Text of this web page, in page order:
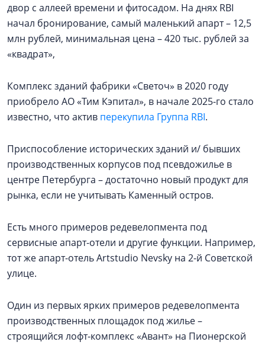
двор с аллеей времени и фитосадом. На днях RBI
начал бронирование, самый маленький апарт – 12,5
млн рублей, минимальная цена – 420 тыс. рублей за
«квадрат»,
Комплекс зданий фабрики «Светоч» в 2020 году
приобрело АО «Тим Кэпитал», в начале 2025-го стало
известно, что актив перекупила Группа RBI.
Приспособление исторических зданий и/ бывших
производственных корпусов под псевдожилье в
центре Петербурга – достаточно новый продукт для
рынка, если не учитывать Каменный остров.
Есть много примеров редевелопмента под
сервисные апарт-отели и другие функции. Например,
тот же апарт-отель Artstudio Nevsky на 2-й Советской
улице.
Один из первых ярких примеров редевелопмента
производственных площадок под жилье –
строящийся лофт-комплекс «Авант» на Пионерской